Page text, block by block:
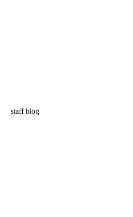
staff blog